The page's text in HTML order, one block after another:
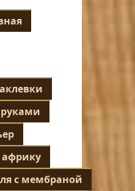
африку
с мембраной